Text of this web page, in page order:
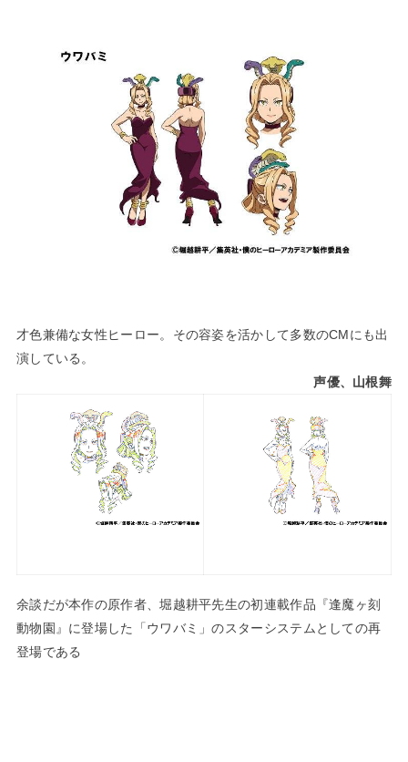
才色兼備な女性ヒーロー。その容姿を活かして多数のCMにも出
演している。
声優、山根舞
余談だが本作の原作者、堀越耕平先生の初連載作品『逢魔ヶ刻
動物園』に登場した「ウワバミ」のスターシステムとしての再
登場である